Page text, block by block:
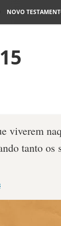
NOVO
viverem
tanto os